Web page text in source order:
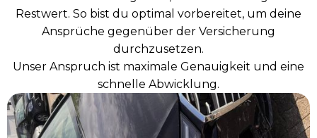
Restwert. So bist du optimal vorbereitet, um deine
Ansprüche gegenüber der Versicherung
durchzusetzen.
Unser Anspruch ist maximale Genauigkeit und eine
schnelle Abwicklung.